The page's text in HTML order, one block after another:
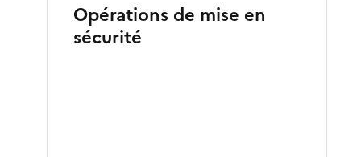
Opérations de mise en
sécurité